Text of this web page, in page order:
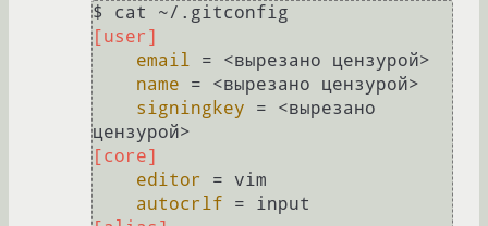
[user]
email = <вырезано цензурой>
name = <вырезано цензурой>
signingkey = <вырезано
[core]
editor = vim
autocrlf